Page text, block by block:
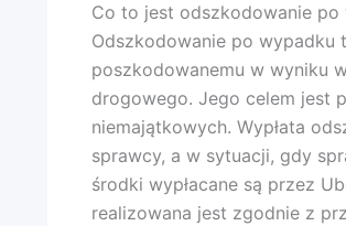
Co to jest odszkodowanie po
Odszkodowanie po wypadku
poszkodowanemu w wyniku
drogowego. Jego celem jest
niemajątkowych. Wypłata
sprawcy, a w sytuacji, gdy
środki wypłacane są przez
realizowana jest zgodnie z